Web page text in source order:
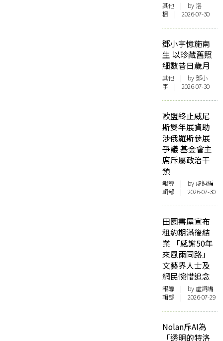
其他 | by洛
楓 | 2026-07-30
鄧小宇憶施南
生 以珍藏舊照
細數昔日歲月
其他 | by 鄧小
宇 | 2026-07-30
歐盟終止威尼
斯雙年展資助
涉俄羅斯參展
爭議 基金會主
席斥屬政治干
預
報導 | by 虛詞編
輯部 | 2026-07-30
田園書屋宣布
租約期滿後結
業 「感謝50年
來風雨同路」
文藝界人士及
網民惋惜追念
報導 | by 虛詞編
輯部 | 2026-07-29
Nolan斥AI為
「透明的特洛